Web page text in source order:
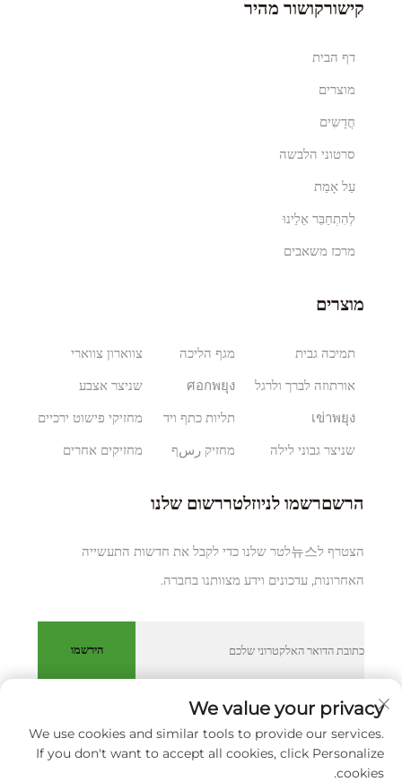
קישורקושור מהיר
דף הבית
מוצרים
חֲדָשִים
סרטוני הלבשה
עַל אָמַת
לְהִתְחַבֵּר אֵלֵינוּ
מרכז משאבים
מוצרים
תמיכה גבית
אורתוזה לברך ולרגל
เข่าพยุง
שניצר גבוני לילה
מגף הליכה
ศอกพยุง
תליות כתף ויד
מחזיק رسף
צווארון צווארי
שניצר אצבע
מחזיקי פישוט ירכיים
מחזיקים אחרים
הרשםרשמו לניוזלטררשום שלנו
הצטרף ל뉴스לטר שלנו כדי לקבל את חדשות התעשייה
האחרונות, עדכונים וידע מצוותנו בחברה.
הירשמו
כל הזכויות שמורות © XIAMEN HUAKANG ORTHOPEDIC CO.,
LTD. מדיניותICY
We value your privacy
We use cookies and similar tools to provide our services.
If you don't want to accept all cookies, click Personalize
cookies.